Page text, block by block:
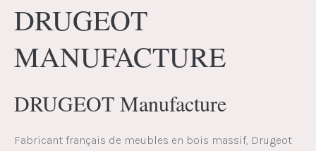
DRUGEOT
MANUFACTURE
DRUGEOT Manufacture
Fabricant français de meubles en bois massif, Drugeot